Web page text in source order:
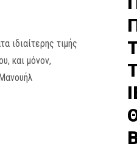
ιδιαίτερης τιμής
και μόνον,